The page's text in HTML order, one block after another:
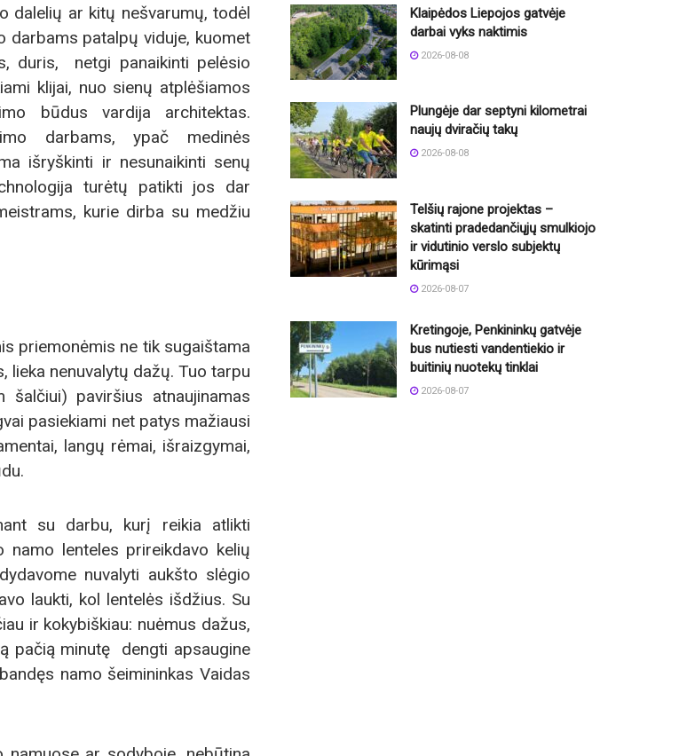
dalelių ar kitų nešvarumų, todėl
darbams patalpų viduje, kuomet
duris, netgi panaikinti pelėsio
klijai, nuo sienų atplėšiamos
būdus vardija architektas.
darbams, ypač medinės
išryškinti ir nesunaikinti senų
turėtų patikti jos dar
kurie dirba su medžiu
priemonėmis ne tik sugaištama
lieka nenuvalytų dažų. Tuo tarpu
paviršius atnaujinamas
pasiekiami net patys mažiausi
langų rėmai, išraizgymai,
su darbu, kurį reikia atlikti
namo lenteles prireikdavo kelių
nuvalyti aukšto slėgio
laukti, kol lentelės išdžius. Su
ir kokybiškiau: nuėmus dažus,
pačią minutę dengti apsaugine
namo šeimininkas Vaidas
Klaipėdos Liepojos gatvėje
darbai vyks naktimis
2026-08-08
Plungėje dar septyni kilometrai
naujų dviračių takų
2026-08-08
Telšių rajone projektas –
skatinti pradedančiųjų smulkiojo
ir vidutinio verslo subjektų
kūrimąsi
2026-08-07
Kretingoje, Penkininkų gatvėje
bus nutiesti vandentiekio ir
buitinių nuotekų tinklai
2026-08-07